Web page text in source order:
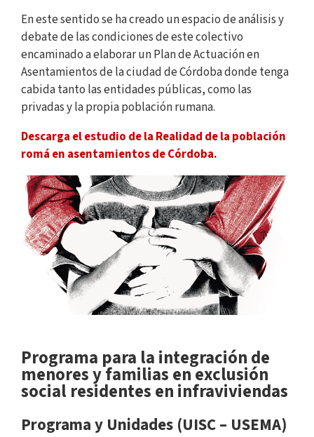
En este sentido se ha creado un espacio de análisis y
debate de las condiciones de este colectivo
encaminado a elaborar un Plan de Actuación en
Asentamientos de la ciudad de Córdoba donde tenga
cabida tanto las entidades públicas, como las
privadas y la propia población rumana.
Descarga el estudio de la Realidad de la población
romá en asentamientos de Córdoba.
Programa para la integración de
menores y familias en exclusión
social residentes en infraviviendas
Programa y Unidades (UISC – USEMA)